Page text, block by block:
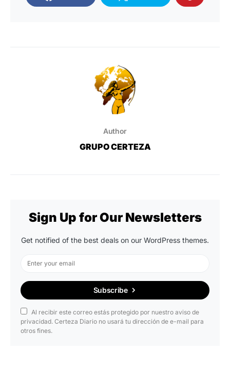
Author
GRUPO CERTEZA
Sign Up for Our Newsletters
Get notified of the best deals on our WordPress themes.
Subscribe
Al recibir este correo estás protegido por nuestro aviso de
privacidad. Certeza Diario no usará tu dirección de e-mail para
otros fines.